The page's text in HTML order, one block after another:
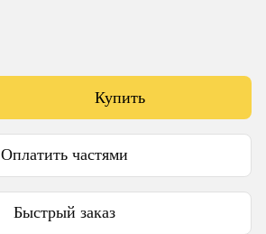
Купить
Оплатить частями
Быстрый заказ